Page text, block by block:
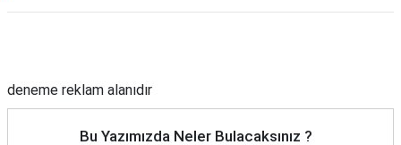
deneme reklam alanıdır
Bu Yazımızda Neler Bulacaksınız ?